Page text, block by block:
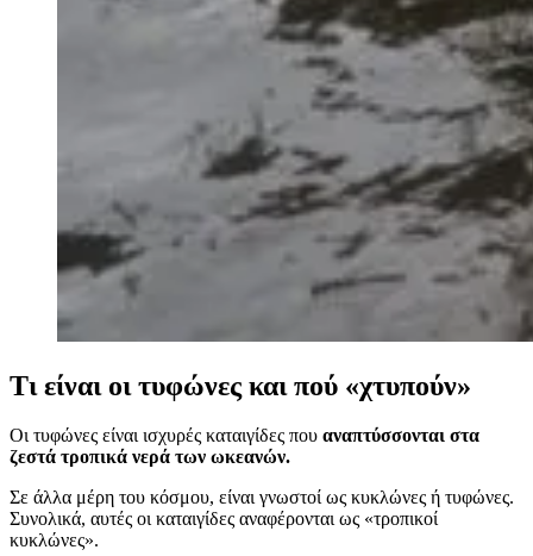
Τι είναι οι τυφώνες και πού «χτυπούν»
Οι τυφώνες είναι ισχυρές καταιγίδες που αναπτύσσονται στα
ζεστά τροπικά νερά των ωκεανών.
Σε άλλα μέρη του κόσμου, είναι γνωστοί ως κυκλώνες ή τυφώνες.
Συνολικά, αυτές οι καταιγίδες αναφέρονται ως «τροπικοί
κυκλώνες».